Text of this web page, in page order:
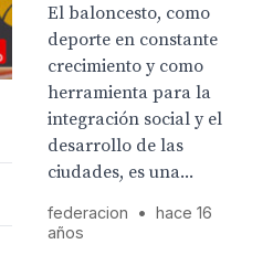
El baloncesto, como
deporte en constante
crecimiento y como
herramienta para la
integración social y el
desarrollo de las
ciudades, es una...
federacion •
hace 16
años